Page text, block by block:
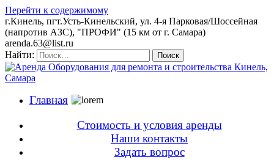
Перейти к содержимому
г.Кинель, пгт.Усть-Кинельский, ул. 4-я Парковая/Шоссейная
(напротив АЗС), "ПРОФИ" (15 км от г. Самара)
arenda.63@list.ru
Найти:
Поиск
Главная
Стоимость и условия аренды
Наши контакты
Задать вопрос